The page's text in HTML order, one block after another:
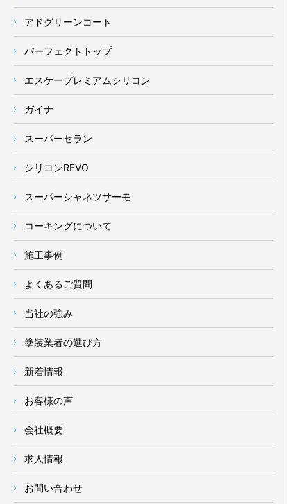
アドグリーンコート
パーフェクトトップ
エスケープレミアムシリコン
ガイナ
スーパーセラン
シリコンREVO
スーパーシャネツサーモ
コーキングについて
施工事例
よくあるご質問
当社の強み
塗装業者の選び方
新着情報
お客様の声
会社概要
求人情報
お問い合わせ